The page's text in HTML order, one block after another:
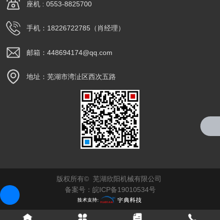
座机 : 0553-8825700
手机：18226722785（肖经理）
邮箱：448694174@qq.com
地址：芜湖市湾沚区西次五路
版权所有© 芜湖欣阳机械有限公司
备案号： 皖ICP备19010534号